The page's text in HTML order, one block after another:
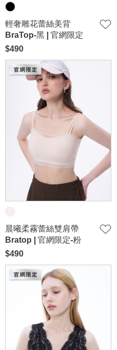
輕奢雕花蕾絲美背
BraTop-黑 | 官網限定
$490
晨曦柔霧蕾絲雙肩帶
Bratop | 官網限定-粉
$490